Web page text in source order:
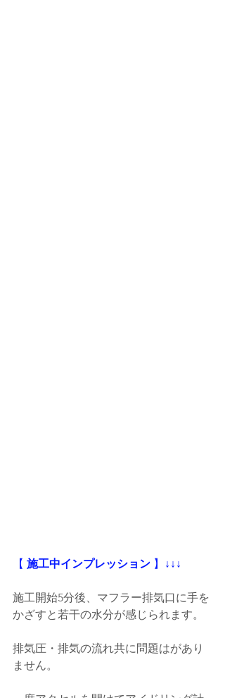
【 施工中インプレッション 】 ↓↓↓
施工開始5分後、マフラー排気口に手を
かざすと若干の水分が感じられます。
排気圧・排気の流れ共に問題はがあり
ません。